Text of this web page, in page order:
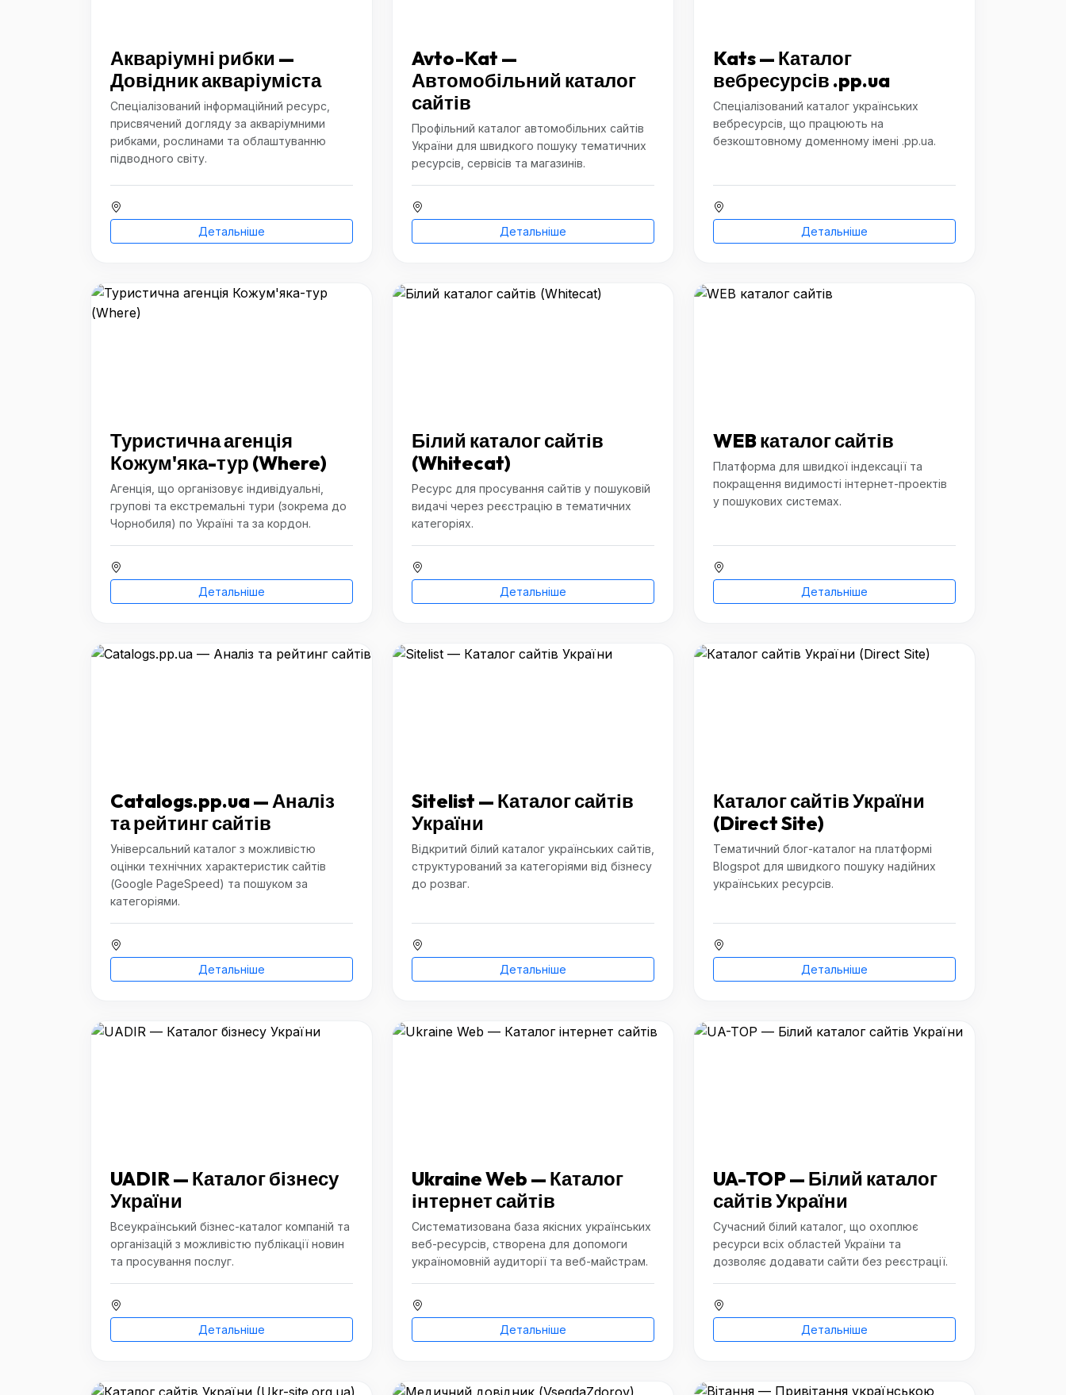
Акваріумні рибки —
Довідник акваріуміста
Спеціалізований інформаційний ресурс,
присвячений догляду за акваріумними
рибками, рослинами та облаштуванню
підводного світу.
Детальніше
Avto-Kat —
Автомобільний каталог
сайтів
Профільний каталог автомобільних сайтів
України для швидкого пошуку тематичних
ресурсів, сервісів та магазинів.
Детальніше
Kats — Каталог
вебресурсів .pp.ua
Спеціалізований каталог українських
вебресурсів, що працюють на
безкоштовному доменному імені .pp.ua.
Детальніше
Туристична агенція
Кожум'яка-тур (Where)
Агенція, що організовує індивідуальні,
групові та екстремальні тури (зокрема до
Чорнобиля) по Україні та за кордон.
Детальніше
Білий каталог сайтів
(Whitecat)
Ресурс для просування сайтів у пошуковій
видачі через реєстрацію в тематичних
категоріях.
Детальніше
WEB каталог сайтів
Платформа для швидкої індексації та
покращення видимості інтернет-проектів
у пошукових системах.
Детальніше
Catalogs.pp.ua — Аналіз
та рейтинг сайтів
Універсальний каталог з можливістю
оцінки технічних характеристик сайтів
(Google PageSpeed) та пошуком за
категоріями.
Детальніше
Sitelist — Каталог сайтів
України
Відкритий білий каталог українських сайтів,
структурований за категоріями від бізнесу
до розваг.
Детальніше
Каталог сайтів України
(Direct Site)
Тематичний блог-каталог на платформі
Blogspot для швидкого пошуку надійних
українських ресурсів.
Детальніше
UADIR — Каталог бізнесу
України
Всеукраїнський бізнес-каталог компаній та
організацій з можливістю публікації новин
та просування послуг.
Детальніше
Ukraine Web — Каталог
інтернет сайтів
Систематизована база якісних українських
веб-ресурсів, створена для допомоги
україномовній аудиторії та веб-майстрам.
Детальніше
UA-TOP — Білий каталог
сайтів України
Сучасний білий каталог, що охоплює
ресурси всіх областей України та
дозволяє додавати сайти без реєстрації.
Детальніше